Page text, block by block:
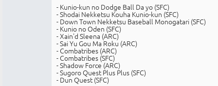
- Kunio-kun no Dodge Ball Da yo (SFC)
- Shodai Nekketsu Kouha Kunio-kun (SFC)
- Down Town Nekketsu Baseball Monogatari (SFC)
- Kunio no Oden (SFC)
- Xain'd Sleena (ARC)
- Sai Yu Gou Ma Roku (ARC)
- Combatribes (ARC)
- Combatribes (SFC)
- Shadow Force (ARC)
- Sugoro Quest Plus Plus (SFC)
- Dun Quest (SFC)